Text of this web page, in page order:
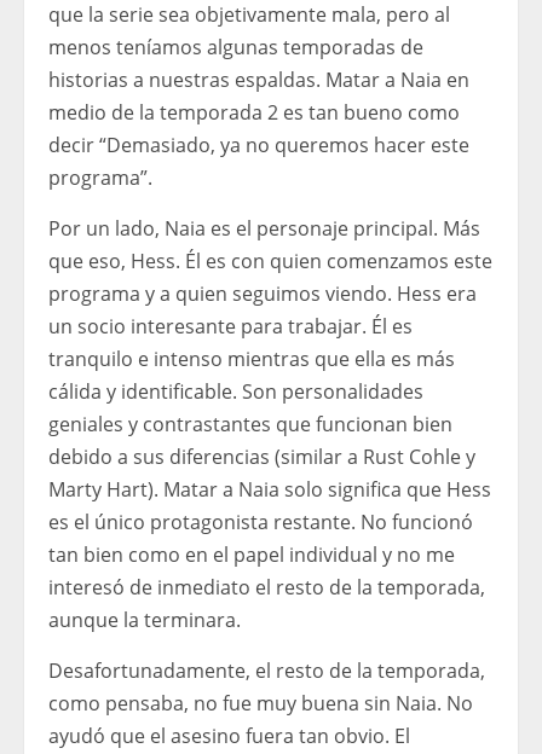
que la serie sea objetivamente mala, pero al
menos teníamos algunas temporadas de
historias a nuestras espaldas. Matar a Naia en
medio de la temporada 2 es tan bueno como
decir “Demasiado, ya no queremos hacer este
programa”.
Por un lado, Naia es el personaje principal. Más
que eso, Hess. Él es con quien comenzamos este
programa y a quien seguimos viendo. Hess era
un socio interesante para trabajar. Él es
tranquilo e intenso mientras que ella es más
cálida y identificable. Son personalidades
geniales y contrastantes que funcionan bien
debido a sus diferencias (similar a Rust Cohle y
Marty Hart). Matar a Naia solo significa que Hess
es el único protagonista restante. No funcionó
tan bien como en el papel individual y no me
interesó de inmediato el resto de la temporada,
aunque la terminara.
Desafortunadamente, el resto de la temporada,
como pensaba, no fue muy buena sin Naia. No
ayudó que el asesino fuera tan obvio. El